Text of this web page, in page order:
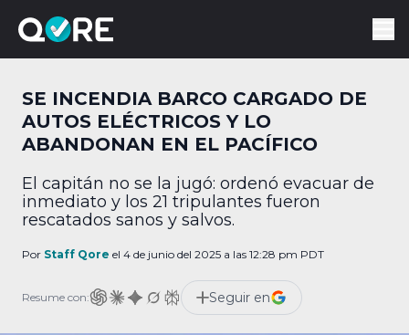
SE INCENDIA BARCO CARGADO DE
AUTOS ELÉCTRICOS Y LO
ABANDONAN EN EL PACÍFICO
El capitán no se la jugó: ordenó evacuar de
inmediato y los 21 tripulantes fueron
rescatados sanos y salvos.
Por Staff Qore el 4 de junio del 2025 a las 12:28 pm PDT
Resume con: Seguir en